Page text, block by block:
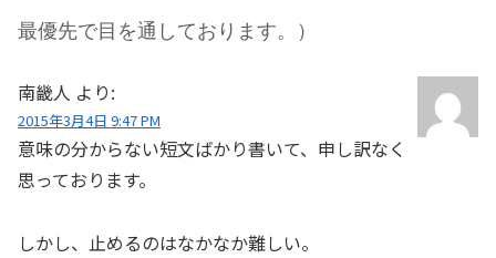
最優先で目を通しております。）
南畿人 より:
2015年3月4日 9:47 PM
意味の分からない短文ばかり書いて、申し訳なく
思っております。
しかし、止めるのはなかなか難しい。